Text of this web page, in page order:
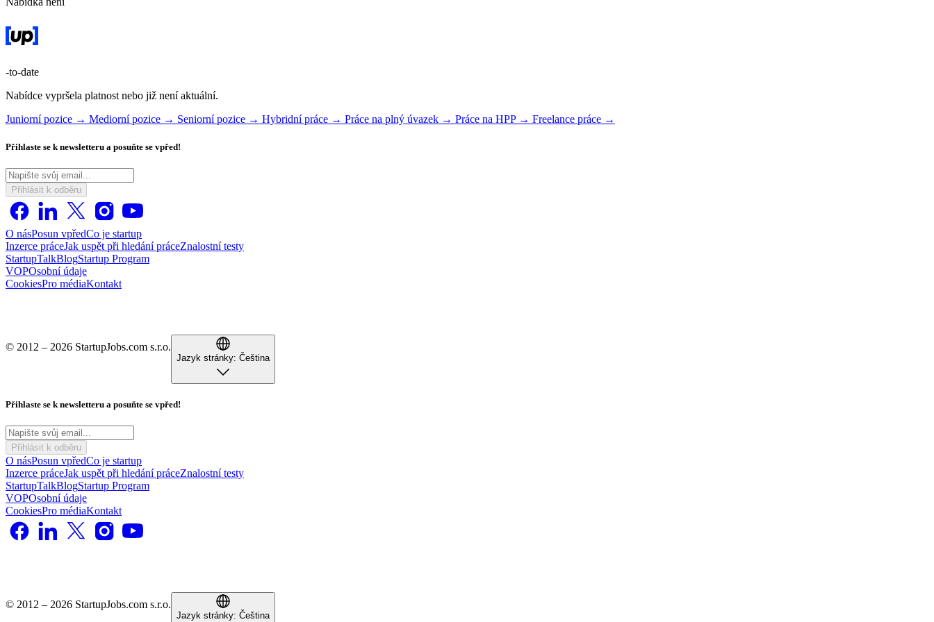
-to-date
Nabídce vypršela platnost nebo již není aktuální.
Juniorní pozice → Mediorní pozice → Seniorní pozice → Hybridní práce → Práce na plný úvazek → Práce na HPP → Freelance práce →
Přihlaste se k newsletteru a posuňte se vpřed!
Přihlásit k odběru
O násPosun vpředCo je startup
Inzerce práceJak uspět při hledání práceZnalostní testy
StartupTalkBlogStartup Program
VOPOsobní údaje
CookiesPro médiaKontakt
© 2012 – 2026 StartupJobs.com s.r.o.
Jazyk stránky: Čeština
Přihlaste se k newsletteru a posuňte se vpřed!
Přihlásit k odběru
O násPosun vpředCo je startup
Inzerce práceJak uspět při hledání práceZnalostní testy
StartupTalkBlogStartup Program
VOPOsobní údaje
CookiesPro médiaKontakt
© 2012 – 2026 StartupJobs.com s.r.o.
Jazyk stránky: Čeština